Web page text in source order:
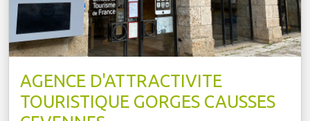
AGENCE D'ATTRACTIVITE
TOURISTIQUE GORGES CAUSSES